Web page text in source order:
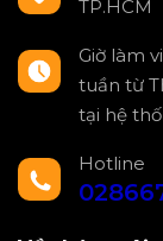
TP.HCM
Giờ làm
tuần từ
tại hệ
Hotline